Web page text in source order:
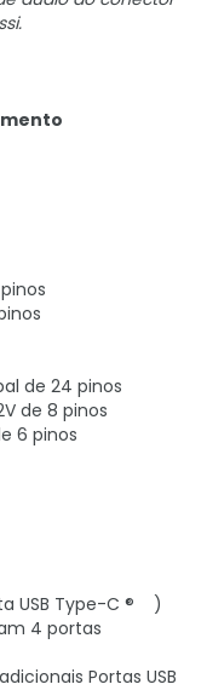
de 24 pinos
de 8 pinos
6 pinos
USB Type-C ® )
4 portas
Portas USB